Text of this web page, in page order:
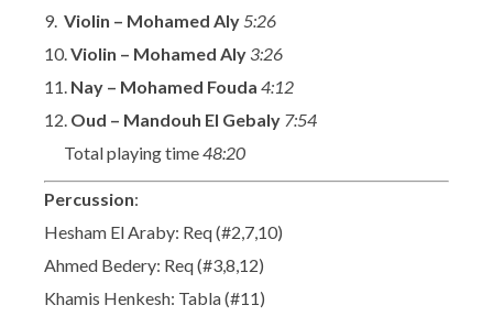
9. Violin – Mohamed Aly5:26
10.Violin – Mohamed Aly 3:26
11. Nay – Mohamed Fouda 4:12
12. Oud – Mandouh El Gebaly 7:54
Total playing time48:20
Percussion:
Hesham El Araby: Req (#2,7,10)
Ahmed Bedery: Req (#3,8,12)
Khamis Henkesh: Tabla (#11)